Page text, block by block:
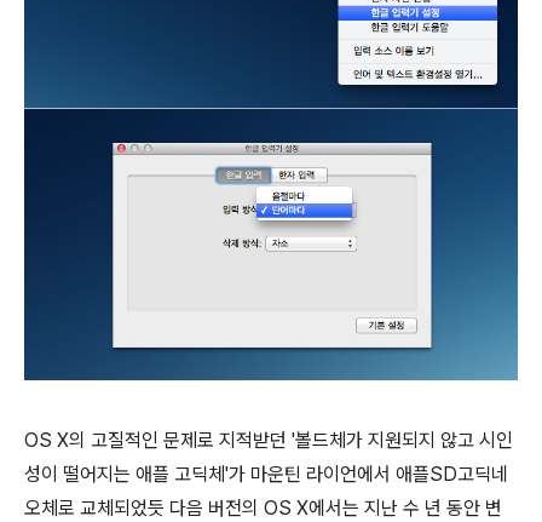
OS X의 고질적인 문제로 지적받던 '볼드체가 지원되지 않고 시인
성이 떨어지는 애플 고딕체'가 마운틴 라이언에서 애플SD고딕네
오체로 교체되었듯 다음 버전의 OS X에서는 지난 수 년 동안 변